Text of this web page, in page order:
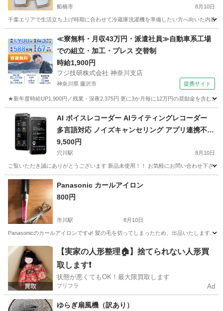
船橋市 8月10日
千葉エリアで生活立ち上げ時期に合わせて冷蔵庫洗濯機を準備したい方へ向いた内容
生活家電 AQUA
≪寮無料・月収43万円・派遣社員≫自動車系工場
での組立・加工・プレス 交替制
時給1,900円
フジ技研株式会社 神奈川支店
神奈川県 藤沢市 提携サイト
★新年度時給UP1,900円／残業・深夜2,375円 更に3か月毎に12万円の奨励金を含む
神奈川 その他
AI ボイスレコーダー AIライティングレコーダー
多言語対応 ノイズキャンセリング アプリ連携不要
64GB SDカード付属
9,500円
穴川駅 8月10日
ご覧いただき誠にありがとうございます 新品未使用！！ お気軽にお問い合わせ下さ
千葉 千葉市 その他
Panasonic カールアイロン
800円
市川駅 8月10日
Panasonicのカールアイロンです🌿 髪の毛を切ってしまったため、出品いたします。
千葉 市川市 市川駅 美容家電
【実家の人形整理🏠】捨てられない人形買
取します❗️
状態が悪くてもOK！最大限買取します
プリフラ Ad
ゆらぎ扇風機（訳あり）